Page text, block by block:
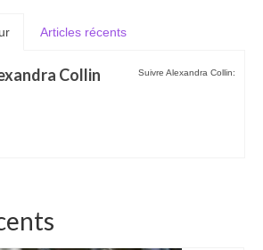
Articles récents
Suivre Alexandra Collin:
Collin